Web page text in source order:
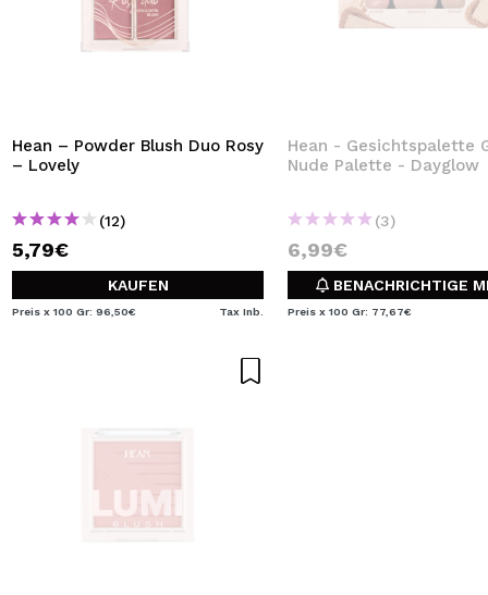
Hean – Powder Blush Duo Rosy
– Lovely
(12)
5,79€
KAUFEN
Preis x 100 Gr: 96,50€ Tax Inb.
Hean - Gesichtspalette
Nude Palette - Dayglow
(3)
6,99€
BENACHRICHTIGE
Preis x 100 Gr: 77,67€